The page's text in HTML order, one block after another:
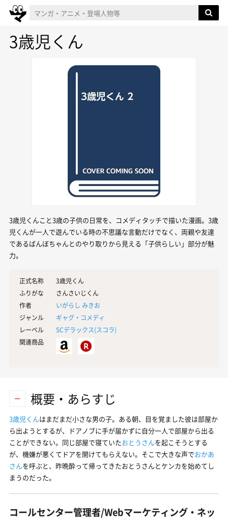
3歳児くん
3歳児くんこと3歳の子供の日常を、コメディタッチで描いた漫画。3歳
児くんが一人で遊んでいる時の不思議な言動だけでなく、両親や友達
であるばんぼちゃんとのやり取りから見える「子供らしい」部分が魅
力。
正式名称
3歳児くん
ふりがな
さんさいじくん
作者
いがらし みきお
ジャンル
ギャグ・コメディ
レーベル
SCデラックス(スコラ)
関連商品
概要・あらすじ
3歳児くんはまだまだ小さな男の子。ある朝、目を覚ました彼は部屋か
ら出ようとするが、ドアノブに手が届かずに自分一人で部屋から出る
ことができない。同じ部屋で寝ていたおとうさんを起こそうとする
が、機嫌が悪くてドアを開けてもらえない。そこで大きな声でおかあ
さんを呼ぶと、昨晩酔って帰ってきたおとうさんとケンカを始めてし
まうのだった。
コールセンター管理者/Webマーケティング・ネッ